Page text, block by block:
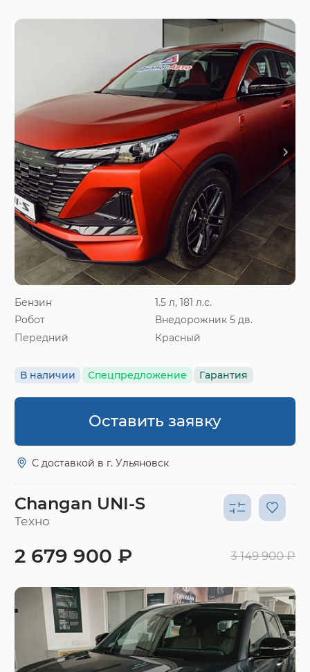
Бензин
1.5 л, 181 л.с.
Робот
Внедорожник 5 дв.
Передний
Красный
В наличии Спецпредложение Гарантия
Оставить заявку
С доставкой в г. Ульяновск
Changan UNI-S
Техно
2 679 900 ₽ 3 149 900 ₽